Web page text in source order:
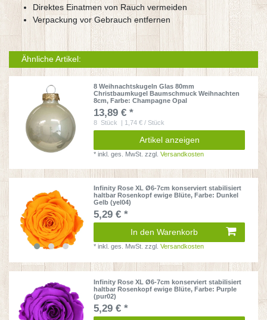
Direktes Einatmen von Rauch vermeiden
Verpackung vor Gebrauch entfernen
Ähnliche Artikel:
8 Weihnachtskugeln Glas 80mm
Christbaumkugel Baumschmuck Weihnachten
8cm, Farbe: Champagne Opal
13,89 € *
8 Stück | 1,74 € / Stück
Artikel anzeigen
*inkl. ges. MwSt. zzgl.Versandkosten
Infinity Rose XL Ø6-7cm konserviert stabilisiert
haltbar Rosenkopf ewige Blüte, Farbe: Dunkel
Gelb (yel04)
5,29 € *
In den Warenkorb
*inkl. ges. MwSt. zzgl.Versandkosten
Infinity Rose XL Ø6-7cm konserviert stabilisiert
haltbar Rosenkopf ewige Blüte, Farbe: Purple
(pur02)
5,29 € *